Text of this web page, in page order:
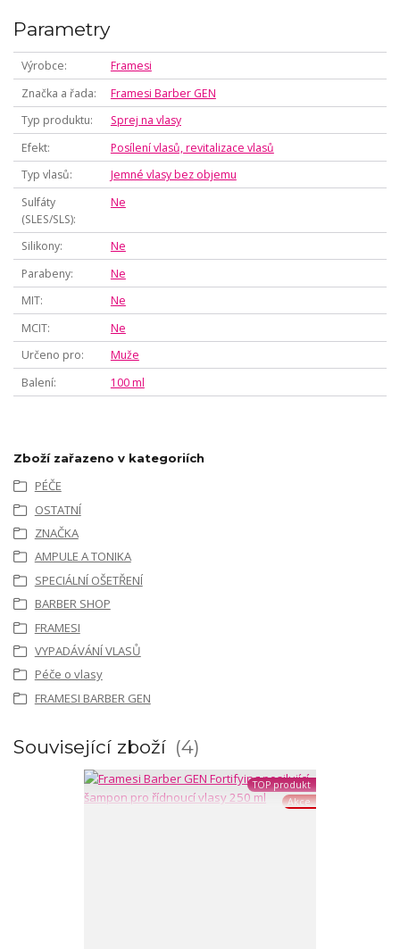
Parametry
Výrobce
Framesi
Značka a řada
Framesi Barber GEN
Typ produktu
Sprej na vlasy
Efekt
Posílení vlasů, revitalizace vlasů
Typ vlasů
Jemné vlasy bez objemu
Sulfáty
(SLES/SLS)
Ne
Silikony
Ne
Parabeny
Ne
MIT
Ne
MCIT
Ne
Určeno pro
Muže
Balení
100 ml
Zboží zařazeno v kategoriích
PÉČE
OSTATNÍ
ZNAČKA
AMPULE A TONIKA
SPECIÁLNÍ OŠETŘENÍ
BARBER SHOP
FRAMESI
VYPADÁVÁNÍ VLASŮ
Péče o vlasy
FRAMESI BARBER GEN
Související zboží 4
TOP produkt
Akce